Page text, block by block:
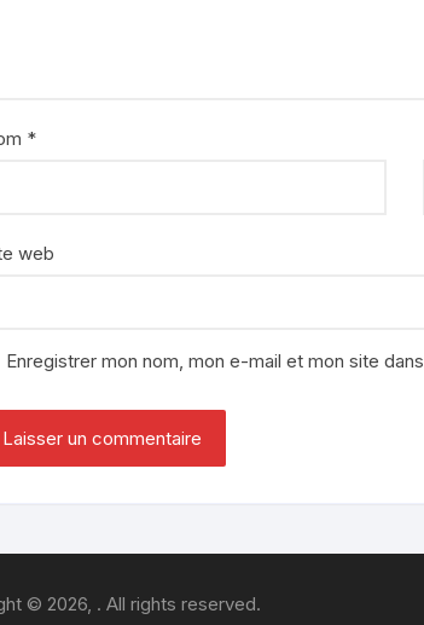
*
web
Enregistrer mon nom, mon e-mail et mon site
© 2026, . All rights reserved.